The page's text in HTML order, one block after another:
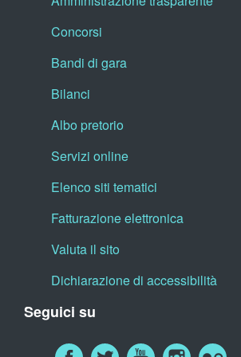
Concorsi
Bandi di gara
Bilanci
Albo pretorio
Servizi online
Elenco siti tematici
Fatturazione elettronica
Valuta il sito
Dichiarazione di accessibilità
Seguici su